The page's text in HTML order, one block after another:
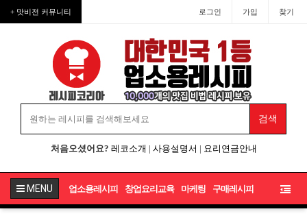
+ 맛비전 커뮤니티 로그인 가입 찾기
처음오셨어요? 레코소개 | 사용설명서 | 요리연금안내
MENU 업소용레시피 창업요리교육 마케팅 구매레시피